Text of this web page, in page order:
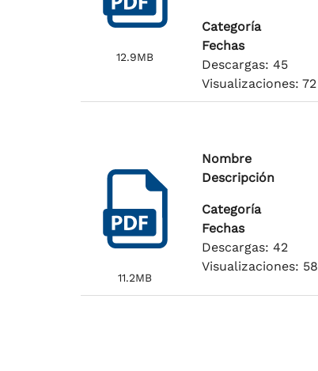
12.9MB
Categoría
Fechas
Descargas: 45
Visualizaciones: 72
11.2MB
Nombre
Descripción
Categoría
Fechas
Descargas: 42
Visualizaciones: 58